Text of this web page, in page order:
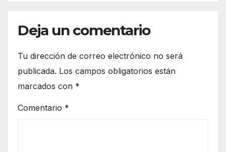
Deja un comentario
Tu dirección de correo electrónico no será
publicada. Los campos obligatorios están
marcados con *
Comentario *